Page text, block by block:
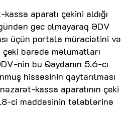
aparatı çekini aldığı
gec olmayaraq ƏDV
üçün portala müraciətini və
barədə məlumatları
nin bu Qaydanın 5.6-cı
hissəsinin qaytarılması
kassa aparatının çeki
ci maddəsinin tələblərinə